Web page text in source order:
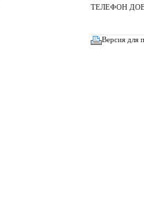
ТЕЛЕФОН
Версия для